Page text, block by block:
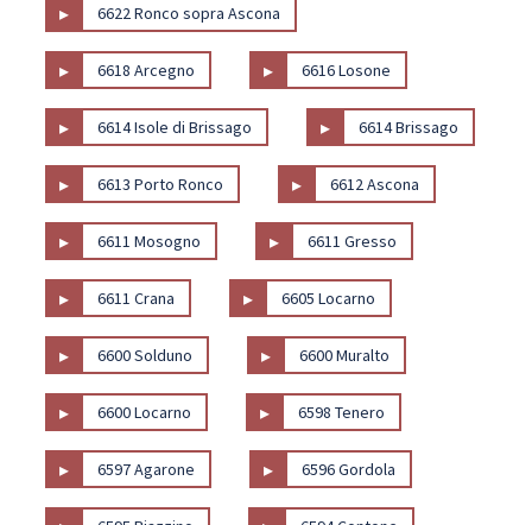
▸ 6622 Ronco sopra Ascona
▸ 6618 Arcegno ▸ 6616 Losone
▸ 6614 Isole di Brissago ▸ 6614 Brissago
▸ 6613 Porto Ronco ▸ 6612 Ascona
▸ 6611 Mosogno ▸ 6611 Gresso
▸ 6611 Crana ▸ 6605 Locarno
▸ 6600 Solduno ▸ 6600 Muralto
▸ 6600 Locarno ▸ 6598 Tenero
▸ 6597 Agarone ▸ 6596 Gordola